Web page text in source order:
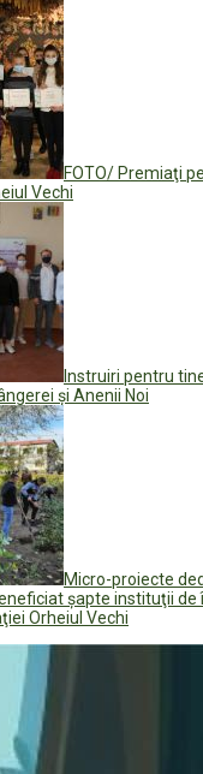
FOTO/ Premiaţi
Vechi
Instruiri pentru
şi Anenii Noi
Micro-proiecte
şapte instituţii de
Orheiul Vechi